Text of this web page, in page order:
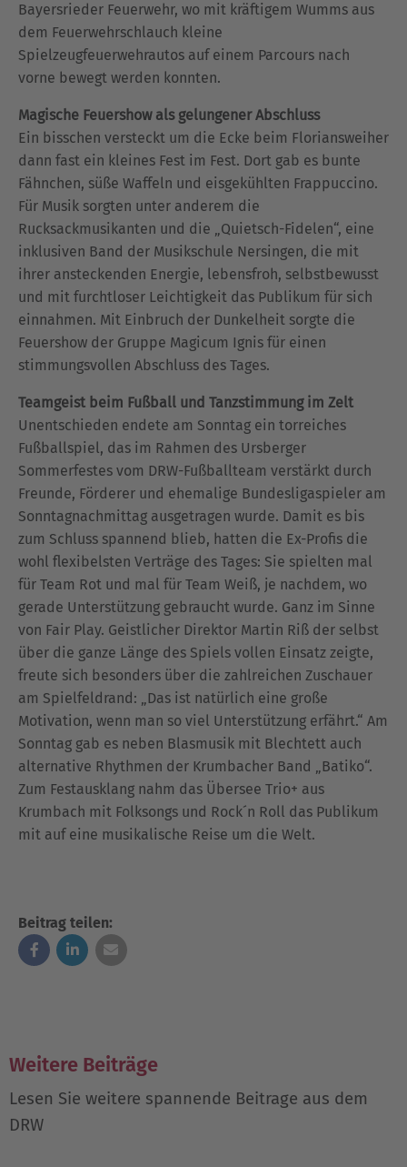
Bayersrieder Feuerwehr, wo mit kräftigem Wumms aus
dem Feuerwehrschlauch kleine
Spielzeugfeuerwehrautos auf einem Parcours nach
vorne bewegt werden konnten.
Magische Feuershow als gelungener Abschluss
Ein bisschen versteckt um die Ecke beim Floriansweiher
dann fast ein kleines Fest im Fest. Dort gab es bunte
Fähnchen, süße Waffeln und eisgekühlten Frappuccino.
Für Musik sorgten unter anderem die
Rucksackmusikanten und die „Quietsch-Fidelen“, eine
inklusiven Band der Musikschule Nersingen, die mit
ihrer ansteckenden Energie, lebensfroh, selbstbewusst
und mit furchtloser Leichtigkeit das Publikum für sich
einnahmen. Mit Einbruch der Dunkelheit sorgte die
Feuershow der Gruppe Magicum Ignis für einen
stimmungsvollen Abschluss des Tages.
Teamgeist beim Fußball und Tanzstimmung im Zelt
Unentschieden endete am Sonntag ein torreiches
Fußballspiel, das im Rahmen des Ursberger
Sommerfestes vom DRW-Fußballteam verstärkt durch
Freunde, Förderer und ehemalige Bundesligaspieler am
Sonntagnachmittag ausgetragen wurde. Damit es bis
zum Schluss spannend blieb, hatten die Ex-Profis die
wohl flexibelsten Verträge des Tages: Sie spielten mal
für Team Rot und mal für Team Weiß, je nachdem, wo
gerade Unterstützung gebraucht wurde. Ganz im Sinne
von Fair Play. Geistlicher Direktor Martin Riß der selbst
über die ganze Länge des Spiels vollen Einsatz zeigte,
freute sich besonders über die zahlreichen Zuschauer
am Spielfeldrand: „Das ist natürlich eine große
Motivation, wenn man so viel Unterstützung erfährt.“ Am
Sonntag gab es neben Blasmusik mit Blechtett auch
alternative Rhythmen der Krumbacher Band „Batiko“.
Zum Festausklang nahm das Übersee Trio+ aus
Krumbach mit Folksongs und Rock´n Roll das Publikum
mit auf eine musikalische Reise um die Welt.
Beitrag teilen:
Weitere Beiträge
Lesen Sie weitere spannende Beitrage aus dem
DRW